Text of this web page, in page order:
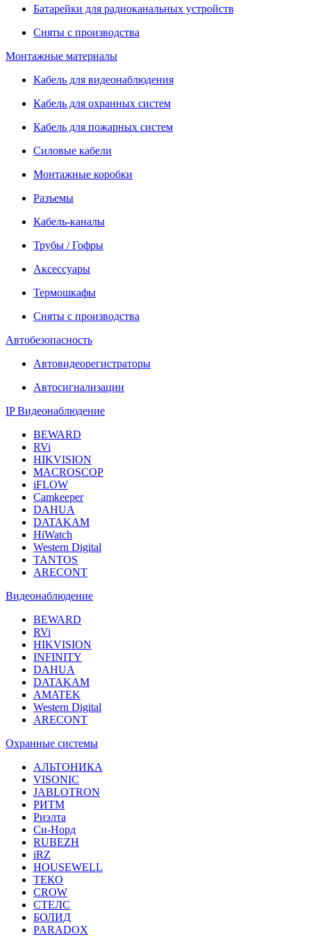
Батарейки для радиоканальных устройств
Сняты с производства
Монтажные материалы
Кабель для видеонаблюдения
Кабель для охранных систем
Кабель для пожарных систем
Силовые кабели
Монтажные коробки
Разъемы
Кабель-каналы
Трубы / Гофры
Аксессуары
Термошкафы
Сняты с производства
Автобезопасность
Автовидеорегистраторы
Автосигнализации
IP Видеонаблюдение
BEWARD
RVi
HIKVISION
MACROSCOP
iFLOW
Camkeeper
DAHUA
DATAKAM
HiWatch
Western Digital
TANTOS
ARECONT
Видеонаблюдение
BEWARD
RVi
HIKVISION
INFINITY
DAHUA
DATAKAM
AMATEK
Western Digital
ARECONT
Охранные системы
АЛЬТОНИКА
VISONIC
JABLOTRON
РИТМ
Риэлта
Си-Норд
RUBEZH
iRZ
HOUSEWELL
ТЕКО
CROW
СТЕЛС
БОЛИД
PARADOX